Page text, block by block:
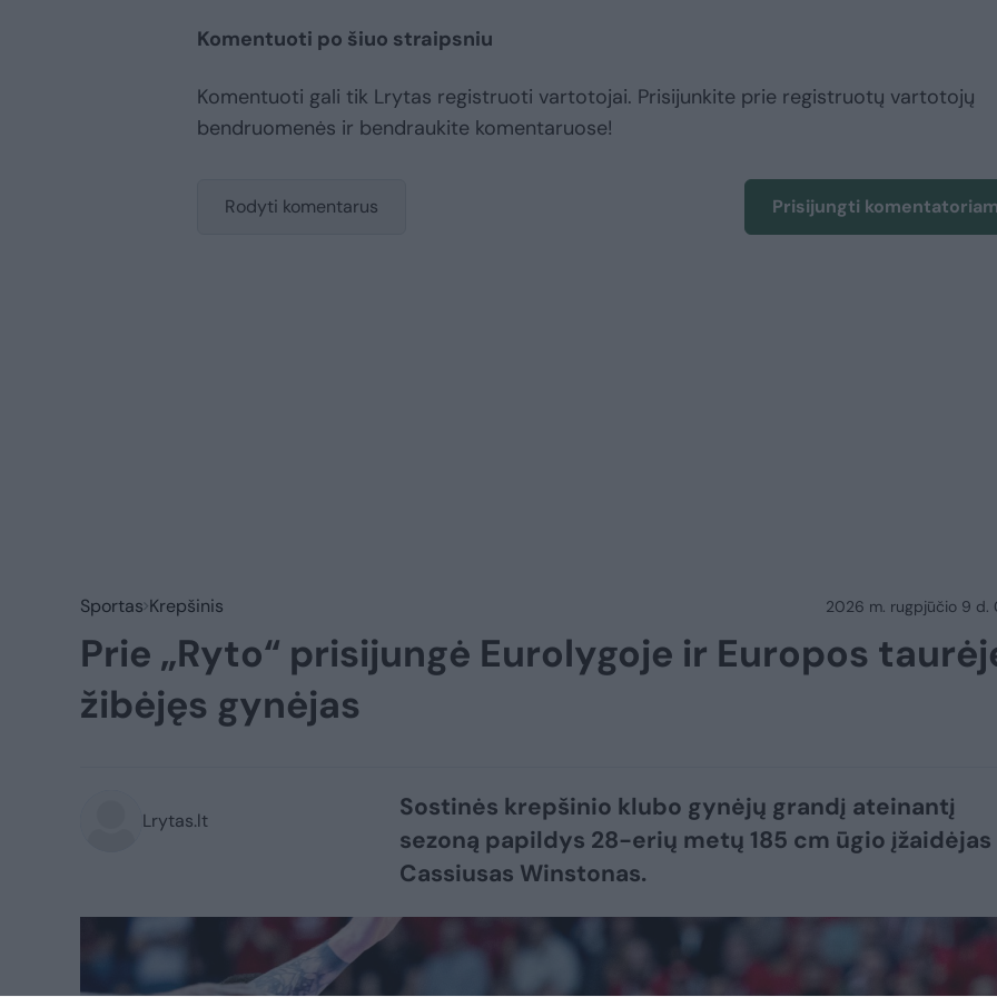
Komentuoti po šiuo straipsniu
Komentuoti gali tik Lrytas registruoti vartotojai. Prisijunkite prie registruotų vartotojų
bendruomenės ir bendraukite komentaruose!
Rodyti komentarus Prisijungti
Sportas Krepšinis 2026 m. rugpjūčio 9 d.
Prie „Ryto“ prisijungė Eurolygoje ir Europos
žibėjęs gynėjas
Lrytas.lt
Sostinės krepšinio klubo gynėjų grandį ateinantį
sezoną papildys 28-erių metų 185 cm ūgio įžaidėjas
Cassiusas Winstonas.